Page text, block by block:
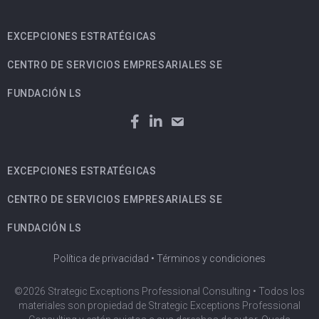
EXCEPCIONES ESTRATÉGICAS
CENTRO DE SERVICIOS EMPRESARIALES SE
FUNDACIÓN LS
EXCEPCIONES ESTRATÉGICAS
CENTRO DE SERVICIOS EMPRESARIALES SE
FUNDACIÓN LS
Política de privacidad • Términos y condiciones
©2026 Strategic Exceptions Professional Consulting • Todos los
materiales son propiedad de Strategic Exceptions Professional